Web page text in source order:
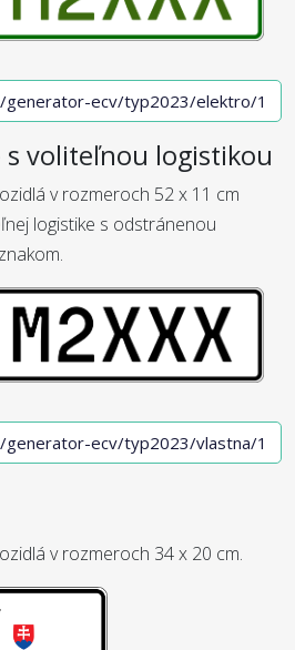
s voliteľnou logistikou
v rozmeroch 52 x 11 cm
logistike s odstránenou
v rozmeroch 34 x 20 cm.